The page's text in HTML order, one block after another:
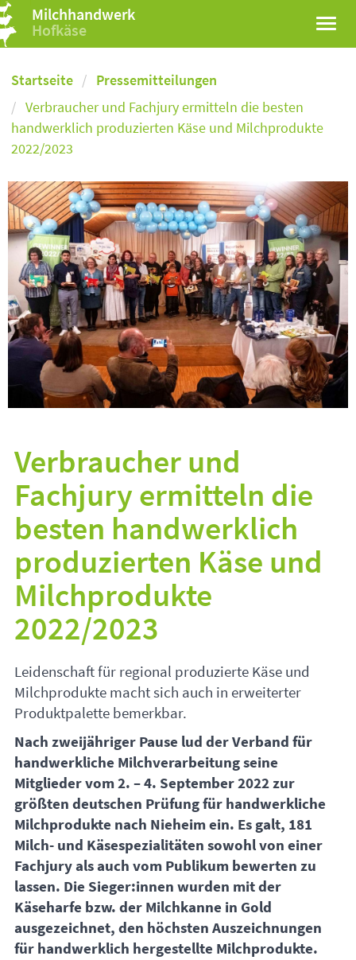
Milchhandwerk
Hofkäse
Startseite
Pressemitteilungen
Verbraucher und Fachjury ermitteln die besten
handwerklich produzierten Käse und Milchprodukte
2022/2023
Verbraucher und
Fachjury ermitteln die
besten handwerklich
produzierten Käse und
Milchprodukte
2022/2023
Leidenschaft für regional produzierte Käse und
Milchprodukte macht sich auch in erweiterter
Produktpalette bemerkbar.
Nach zweijähriger Pause lud der Verband für
handwerkliche Milchverarbeitung seine
Mitglieder vom 2. – 4. September 2022 zur
größten deutschen Prüfung für handwerkliche
Milchprodukte nach Nieheim ein. Es galt, 181
Milch- und Käsespezialitäten sowohl von einer
Fachjury als auch vom Publikum bewerten zu
lassen. Die Sieger:innen wurden mit der
Käseharfe bzw. der Milchkanne in Gold
ausgezeichnet, den höchsten Auszeichnungen
für handwerklich hergestellte Milchprodukte.